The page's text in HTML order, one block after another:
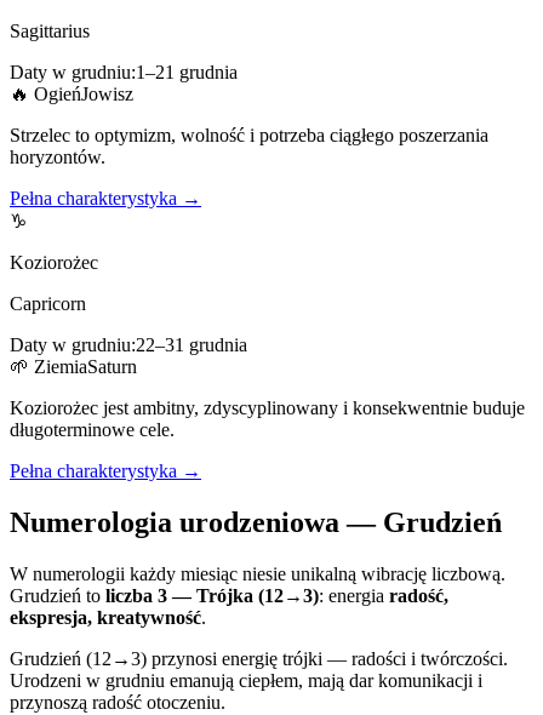
Sagittarius
Daty w grudniu:1–21 grudnia
🔥 OgieńJowisz
Strzelec to optymizm, wolność i potrzeba ciągłego poszerzania
horyzontów.
Pełna charakterystyka →
♑
Koziorożec
Capricorn
Daty w grudniu:22–31 grudnia
🌱 ZiemiaSaturn
Koziorożec jest ambitny, zdyscyplinowany i konsekwentnie buduje
długoterminowe cele.
Pełna charakterystyka →
Numerologia urodzeniowa — Grudzień
W numerologii każdy miesiąc niesie unikalną wibrację liczbową.
Grudzień to liczba 3—Trójka (12→3): energia radość,
ekspresja, kreatywność.
Grudzień (12→3) przynosi energię trójki — radości i twórczości.
Urodzeni w grudniu emanują ciepłem, mają dar komunikacji i
przynoszą radość otoczeniu.